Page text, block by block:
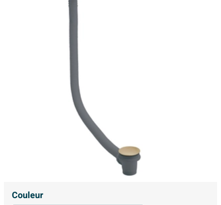
Couleur